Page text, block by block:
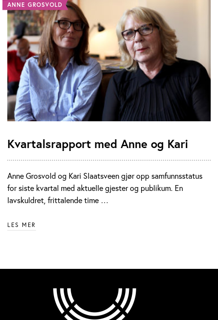
ANNE GROSVOLD
Kvartalsrapport med Anne og Kari
Anne Grosvold og Kari Slaatsveen gjør opp samfunnsstatus
for siste kvartal med aktuelle gjester og publikum. En
lavskuldret, frittalende time …
LES MER